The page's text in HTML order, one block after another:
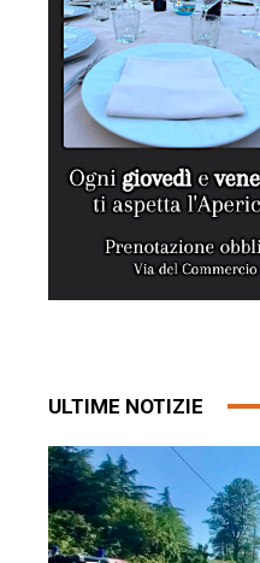
ULTIME NOTIZIE